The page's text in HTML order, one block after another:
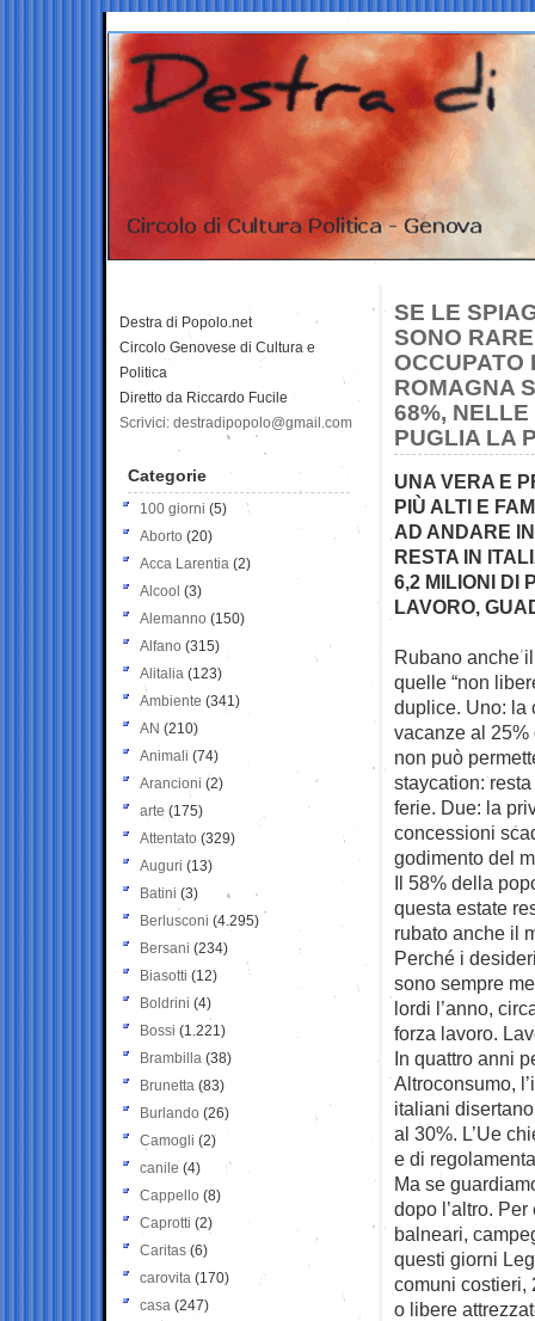
SE LE
SONO
OCCUPATO
ROMAGNA
68%, NELLE
PUGLIA LA
UNA VERA E
PIÙ ALTI E
AD ANDARE
RESTA IN
6,2 MILIONI DI
LAVORO,
Rubano anche
quelle “non
duplice. Uno: la
vacanze al
non può
staycation:
ferie. Due: la
concessioni
godimento del
Il 58% della
questa estate
rubato anche il
Perché i
sono sempre
lordi l’anno,
forza lavoro.
In quattro anni
Altroconsumo,
italiani
al 30%. L’Ue
e di
Ma se
dopo l’altro.
balneari,
questi giorni
comuni costieri,
o libere
Destra di Popolo.net
Circolo Genovese di Cultura e
Politica
Diretto da Riccardo Fucile
Scrivici: destradipopolo@gmail.com
Categorie
100 giorni (5)
Aborto (20)
Acca Larentia (2)
Alcool (3)
Alemanno (150)
Alfano (315)
Alitalia (123)
Ambiente (341)
AN (210)
Animali (74)
Arancioni (2)
arte (175)
Attentato (329)
Auguri (13)
Batini (3)
Berlusconi (4.295)
Bersani (234)
Biasotti (12)
Boldrini (4)
Bossi (1.221)
Brambilla (38)
Brunetta (83)
Burlando (26)
Camogli (2)
canile (4)
Cappello (8)
Caprotti (2)
Caritas (6)
carovita (170)
casa (247)